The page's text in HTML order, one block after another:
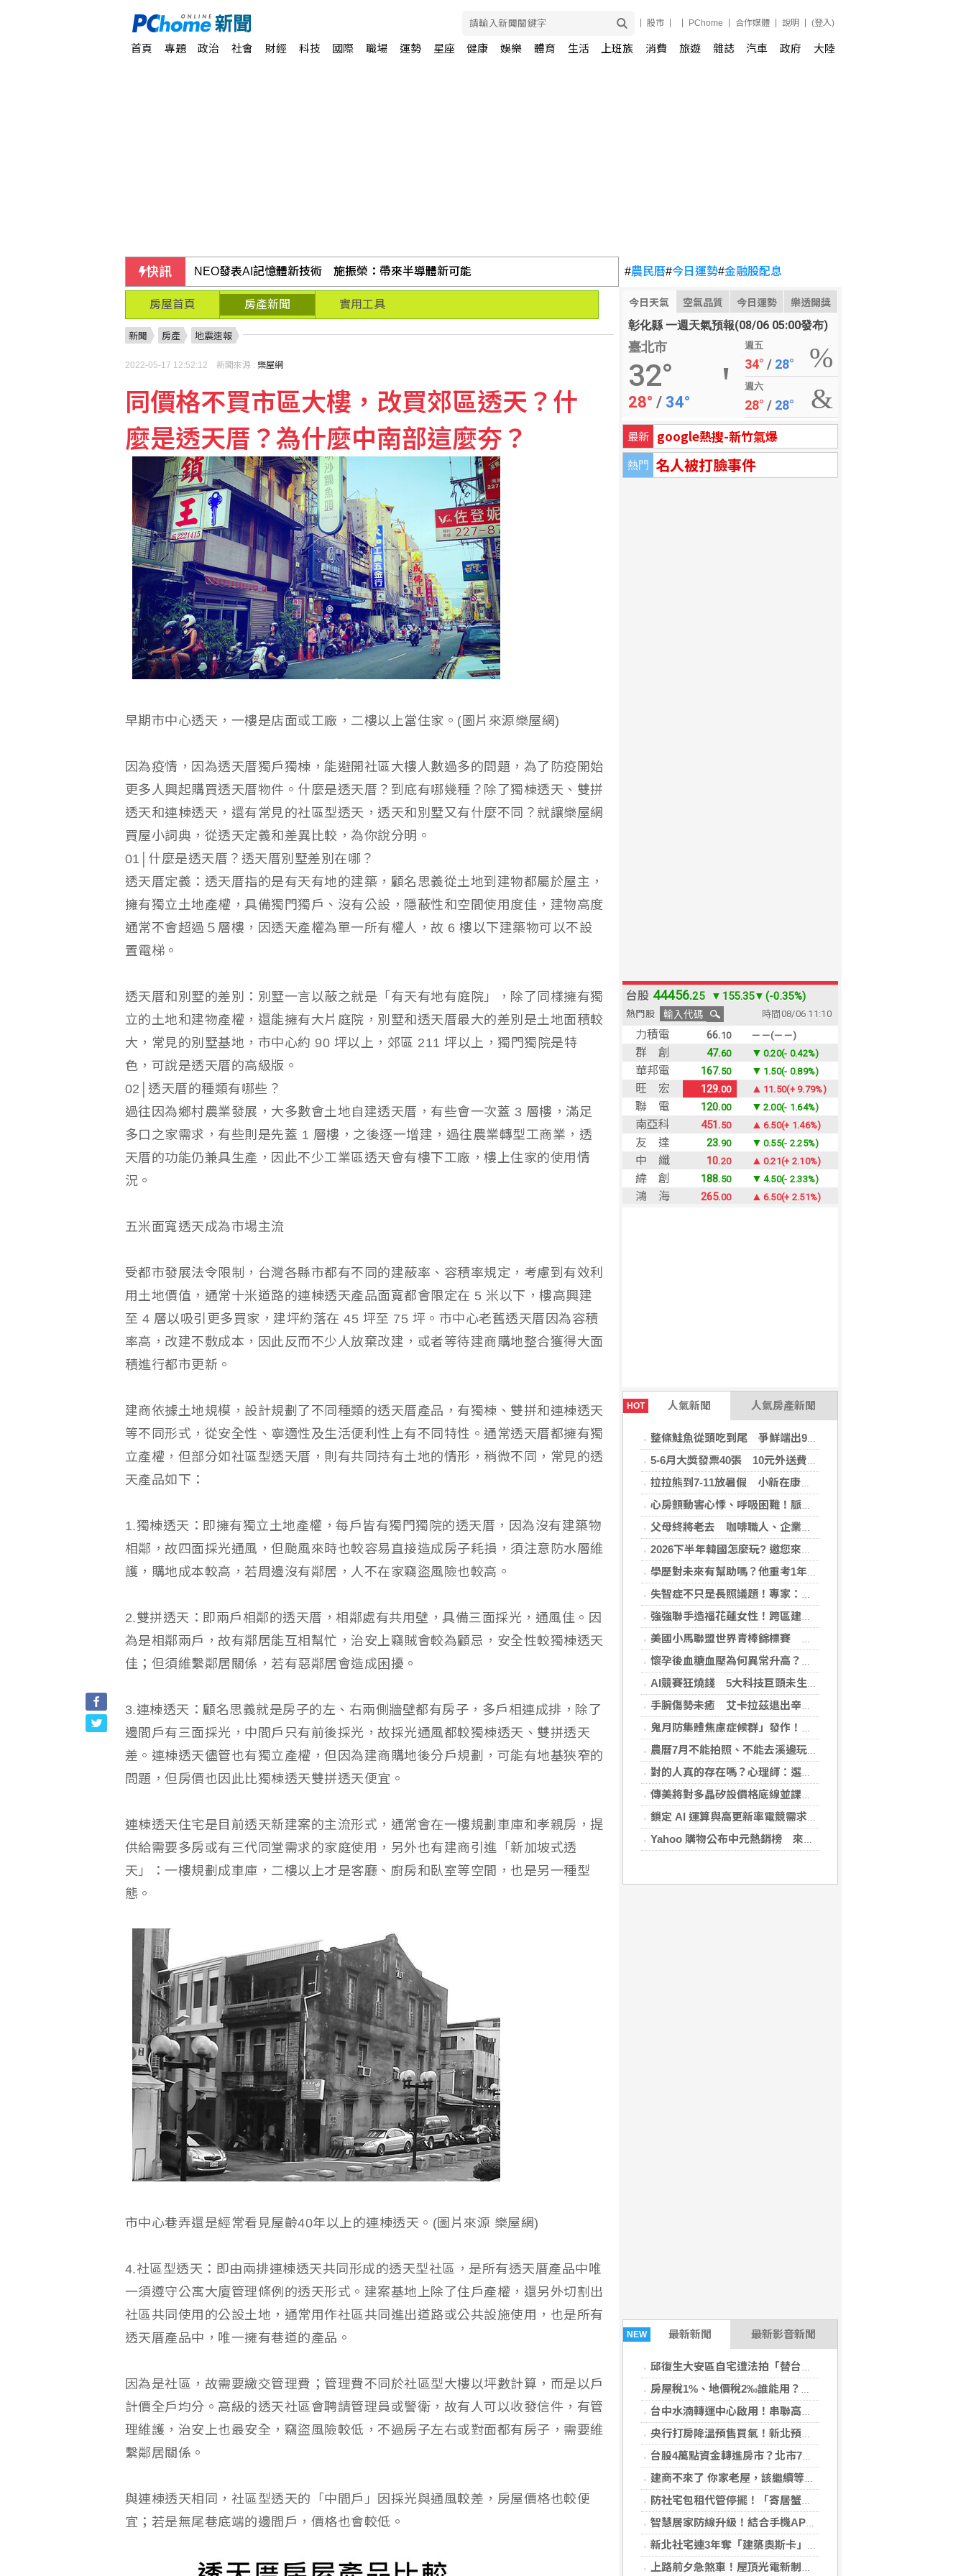
股市 PChome 合作媒體 說明 (登入)
首頁 專題 政治 社會 財經 科技 國際 職場 運勢 星座 健康 娛樂 體育 生活 上班族 消費 旅遊 雜誌 汽車 政府 大陸
快訊 NEO發表AI記憶體新技術 施振榮：帶來半導體新可能
中國苦茶籽變台灣100%！張嘉郡喊杜絕洗產地
世紀風電首度半年配6元 訂單看到2029年
公視預算被砍逾10億！政院籲：文化沒藍綠
#農民曆#今日運勢#金融股配息
今日天氣 空氣品質 今日運勢 樂透開獎
彰化縣 一週天氣預報(08/06 05:00發布)
臺北市
32°
28° / 34°
週五
34° / 28°
週六
28° / 28°
最新 google熱搜-新竹氣爆
熱門 名人被打臉事件
HOT 人氣新聞 人氣房產新聞
整條鮭魚從頭吃到尾 爭鮮端出9道新料理
5-6月大獎發票40張 10元外送費對中1千萬
拉拉熊到7-11放暑假 小新在康是美開雜貨店
心房顫動害心悸、呼吸困難！脈衝場電燒(PFA)手術助患者重拾生活品質
父母終將老去 咖啡職人、企業攜手公益 陪自閉症家庭走更遠
2026下半年韓國怎麼玩? 邀您來場韓國深度遊，還「遊」好康！
學歷對未來有幫助嗎？他重考1年上頂大「希望17歲就知道的人生真相」
失智症不只是長照議題！專家：生活中的金融、就業、司法都可能碰到
強強聯手造福花蓮女性！跨區建立生殖照護模式，備孕無後顧之憂
美國小馬聯盟世界青棒錦標賽 台灣隊奪亞軍
懷孕後血糖血壓為何異常升高？醫揭原因 規律產檢安心掌握孕期變化
AI競賽狂燒錢 5大科技巨頭未生效租金飆逾35兆元
手腕傷勢未癒 艾卡拉茲退出辛辛那提大師賽
鬼月防集體焦慮症候群」發作！醫揭：安度民俗月2大「認知調適」對策
農曆7月不能拍照、不能去溪邊玩？小心過度焦慮引發「鬼月症候群」
對的人真的存在嗎？心理師：選對的人只占30%，剩下70%靠「這件事」
傳美將對多晶矽設價格底線並課關稅 劍指中國供應鏈
鎖定 AI 運算與高更新率電競需求 技嘉 AORUS P1600W 電源供應器、宏碁 Nitro XV272U Z2 螢幕登場
Yahoo 購物公布中元熱銷榜 來一客蟬聯泡麵冠軍、紙紮吹科技風
NEW 最新新聞 最新影音新聞
邱復生大安區自宅遭法拍「替台開還債」？現任團隊駁斥：與公司無關、將提告
房屋稅1%、地價稅2‰誰能用？財政部放寬自住優惠 同婚配偶親屬也適用
台中水湳轉運中心啟用！串聯高鐵、機場、綠美圖 免費停車1個月
央行打房降溫預售買氣！新北預售餘屋逾1.8萬戶 「這兩區」銷售率卻衝破8成
台股4萬點資金轉進房市？北市7月交易年增13.5% 「科技聚落」暴增152%
建商不來了 你家老屋，該繼續等待，還是自己下場？
防社宅包租代管停擺！「寄居蟹」點頭轉讓案件 內政部：啟動轉銜、必要時求償
智慧居家防線升級！結合手機APP遠端監控，隨時隨地掌控家門安全
新北社宅連3年奪「建築奧斯卡」！中和安邦靠智慧管理、住戶關懷摘金
上路前夕急煞車！屋頂光電新制 住宅類建築先不納入
房屋首頁 房產新聞 實用工具
新聞 房產 地震速報
2022-05-17 12:52:12 新聞來源 : 樂屋網
同價格不買市區大樓，改買郊區透天？什
麼是透天厝？為什麼中南部這麼夯？
早期市中心透天，一樓是店面或工廠，二樓以上當住家。(圖片來源樂屋網)
因為疫情，因為透天厝獨戶獨棟，能避開社區大樓人數過多的問題，為了防疫開始
更多人興起購買透天厝物件。什麼是透天厝？到底有哪幾種？除了獨棟透天、雙拼
透天和連棟透天，還有常見的社區型透天，透天和別墅又有什麼不同？就讓樂屋網
買屋小詞典，從透天定義和差異比較，為你說分明。
01│什麼是透天厝？透天厝別墅差別在哪？
透天厝定義：透天厝指的是有天有地的建築，顧名思義從土地到建物都屬於屋主，
擁有獨立土地產權，具備獨門獨戶、沒有公設，隱蔽性和空間使用度佳，建物高度
通常不會超過５層樓，因透天產權為單一所有權人，故 6 樓以下建築物可以不設
置電梯。
透天厝和別墅的差別：別墅一言以蔽之就是「有天有地有庭院」，除了同樣擁有獨
立的土地和建物產權，還能擁有大片庭院，別墅和透天厝最大的差別是土地面積較
大，常見的別墅基地，市中心約 90 坪以上，郊區 211 坪以上，獨門獨院是特
色，可說是透天厝的高級版。
02│透天厝的種類有哪些？
過往因為鄉村農業發展，大多數會土地自建透天厝，有些會一次蓋 3 層樓，滿足
多口之家需求，有些則是先蓋 1 層樓，之後逐一增建，過往農業轉型工商業，透
天厝的功能仍兼具生產，因此不少工業區透天會有樓下工廠，樓上住家的使用情
況。
五米面寬透天成為市場主流
受都市發展法令限制，台灣各縣市都有不同的建蔽率、容積率規定，考慮到有效利
用土地價值，通常十米道路的連棟透天產品面寬都會限定在 5 米以下，樓高興建
至 4 層以吸引更多買家，建坪約落在 45 坪至 75 坪。市中心老舊透天厝因為容積
率高，改建不敷成本，因此反而不少人放棄改建，或者等待建商購地整合獲得大面
積進行都市更新。
建商依據土地規模，設計規劃了不同種類的透天厝產品，有獨棟、雙拼和連棟透天
等不同形式，從安全性、寧適性及生活便利性上有不同特性。通常透天厝都擁有獨
立產權，但部分如社區型透天厝，則有共同持有土地的情形，稍微不同，常見的透
天產品如下：
1.獨棟透天：即擁有獨立土地產權，每戶皆有獨門獨院的透天厝，因為沒有建築物
相鄰，故四面採光通風，但颱風來時也較容易直接造成房子耗損，須注意防水層維
護，購地成本較高，若周邊沒有鄰居，人不在家竊盜風險也較高。
2.雙拼透天：即兩戶相鄰的透天厝，相鄰處有共用壁，具備三面採光，通風佳。因
為是相鄰兩戶，故有鄰居能互相幫忙，治安上竊賊會較為顧忌，安全性較獨棟透天
佳；但須維繫鄰居關係，若有惡鄰居會造成困擾。
3.連棟透天：顧名思義就是房子的左、右兩側牆壁都有房子，多戶相連成排，除了
邊間戶有三面採光，中間戶只有前後採光，故採光通風都較獨棟透天、雙拼透天
差。連棟透天儘管也有獨立產權，但因為建商購地後分戶規劃，可能有地基狹窄的
問題，但房價也因此比獨棟透天雙拼透天便宜。
連棟透天住宅是目前透天新建案的主流形式，通常會在一樓規劃車庫和孝親房，提
供給需要多房或有三代同堂需求的家庭使用，另外也有建商引進「新加坡式透
天」：一樓規劃成車庫，二樓以上才是客廳、廚房和臥室等空間，也是另一種型
態。
市中心巷弄還是經常看見屋齡40年以上的連棟透天。(圖片來源 樂屋網)
4.社區型透天：即由兩排連棟透天共同形成的透天型社區，是所有透天厝產品中唯
一須遵守公寓大廈管理條例的透天形式。建案基地上除了住戶產權，還另外切割出
社區共同使用的公設土地，通常用作社區共同進出道路或公共設施使用，也是所有
透天厝產品中，唯一擁有巷道的產品。
因為是社區，故需要繳交管理費；管理費不同於社區型大樓以坪數計算，而是以戶
計價全戶均分。高級的透天社區會聘請管理員或警衛，故有人可以收發信件，有管
理維護，治安上也最安全，竊盜風險較低，不過房子左右或對面都有房子，需要維
繫鄰居關係。
與連棟透天相同，社區型透天的「中間戶」因採光與通風較差，房屋價格也較便
宜；若是無尾巷底端的邊間戶，價格也會較低。